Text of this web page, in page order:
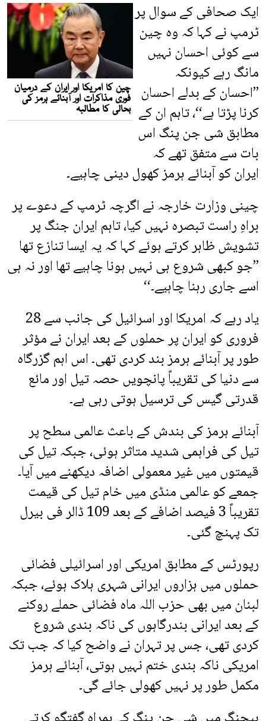
ایک صحافی کے سوال پر
ٹرمپ نے کہا کہ وہ چین
سے کوئی احسان نہیں
مانگ رہے کیونکہ
’’احسان کے بدلے احسان
کرنا پڑتا ہے‘‘، تاہم ان کے
مطابق شی جن پنگ اس
بات سے متفق تھے کہ
ایران کو آبنائے ہرمز کھول دینی چاہیے۔
چینی وزارت خارجہ نے اگرچہ ٹرمپ کے دعوے پر
براہِ راست تبصرہ نہیں کیا، تاہم ایران جنگ پر
تشویش ظاہر کرتے ہوئے کہا کہ یہ ایسا تنازع تھا
’’جو کبھی شروع ہی نہیں ہونا چاہیے تھا اور نہ ہی
اسے جاری رہنا چاہیے۔‘‘
یاد رہے کہ امریکا اور اسرائیل کی جانب سے 28
فروری کو ایران پر حملوں کے بعد ایران نے مؤثر
طور پر آبنائے ہرمز بند کردی تھی۔ اس اہم گزرگاہ
سے دنیا کی تقریباً پانچویں حصہ تیل اور مائع
قدرتی گیس کی ترسیل ہوتی رہی ہے۔
آبنائے ہرمز کی بندش کے باعث عالمی سطح پر
تیل کی فراہمی شدید متاثر ہوئی، جبکہ تیل کی
قیمتوں میں غیر معمولی اضافہ دیکھنے میں آیا۔
جمعے کو عالمی منڈی میں خام تیل کی قیمت
تقریباً 3 فیصد اضافے کے بعد 109 ڈالر فی بیرل
تک پہنچ گئی۔
رپورٹس کے مطابق امریکی اور اسرائیلی فضائی
حملوں میں ہزاروں ایرانی شہری ہلاک ہوئے، جبکہ
لبنان میں بھی حزب اللہ ماہ فضائی حملے روکنے
کے بعد ایرانی بندرگاہوں کی ناکہ بندی شروع
کردی تھی، جس پر تہران نے واضح کیا کہ جب تک
امریکی ناکہ بندی ختم نہیں ہوتی، آبنائے ہرمز
مکمل طور پر نہیں کھولی جائے گی۔